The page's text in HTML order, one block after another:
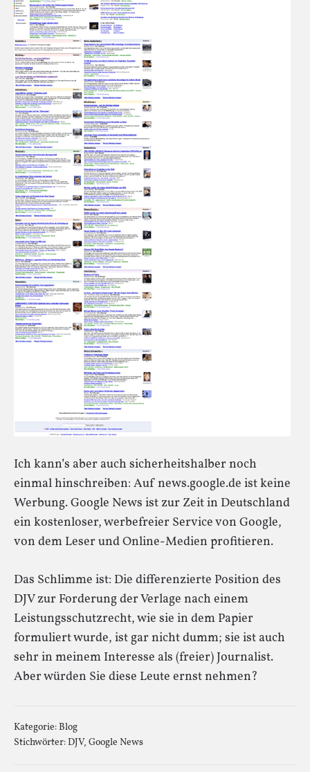
Ich kann’s aber auch sicherheitshalber noch
einmal hinschreiben: Auf news.google.de ist keine
Werbung. Google News ist zur Zeit in Deutschland
ein kostenloser, werbefreier Service von Google,
von dem Leser und Online-Medien profitieren.
Das Schlimme ist: Die differenzierte Position des
DJV zur Forderung der Verlage nach einem
Leistungsschutzrecht, wie sie in dem Papier
formuliert wurde, ist gar nicht dumm; sie ist auch
sehr in meinem Interesse als (freier) Journalist.
Aber würden Sie diese Leute ernst nehmen?
Kategorie:Blog
Stichwörter:DJV, Google News